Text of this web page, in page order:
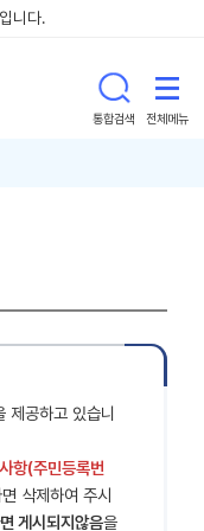
니다.
통합검색 전체메뉴
제공하고 있습니
항(주민등록번
삭제하여 주시
게시되지않음을